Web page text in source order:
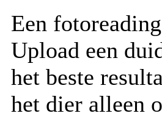
Een
Upload een
het beste
het dier alleen